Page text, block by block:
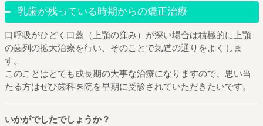
乳歯が残っている時期からの矯正治療
口呼吸がひどく口蓋（上顎の窪み）が深い場合は積極的に上顎
の歯列の拡大治療を行い、そのことで気道の通りをよくしま
す。
このことはとても成長期の大事な治療になりますので、思い当
たる方はぜひ歯科医院を早期に受診されていただきたいです。
いかがでしたでしょうか？